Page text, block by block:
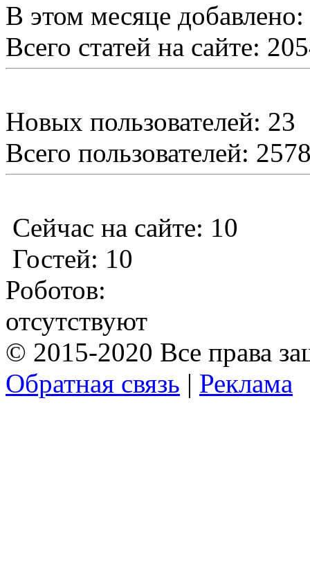
В этом месяце
Всего статей на сайте:
Новых пользователей: 23
Всего пользователей:
Сейчас на сайте: 10
Гостей: 10
Роботов:
отсутствуют
© 2015-2020 Все права
Обратная связь | Реклама